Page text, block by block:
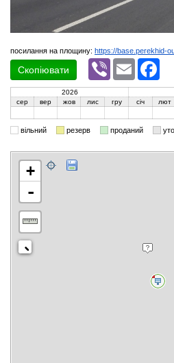
посилання на площину: https://base.perekhid-
Скопіювати
Viber Email
2026
сер
вер жов лис гру січ лют
вільний резерв проданий
+
-